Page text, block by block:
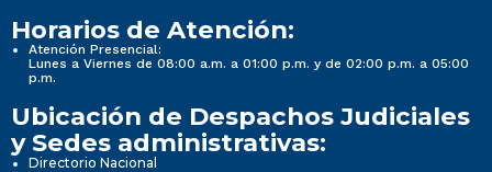
Horarios de Atención:
Atención Presencial:
Lunes a Viernes de 08:00 a.m. a 01:00 p.m. y de 02:00 p.m. a 05:00
p.m.
Ubicación de Despachos Judiciales
y Sedes administrativas:
Directorio Nacional